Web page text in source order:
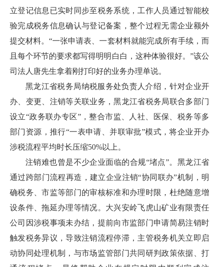
立登记信息已实时同步至税务系统，工作人员通过智能校
验完成税务信息确认与登记备案，整个过程无需企业额外
提交材料。“一张申请表、一套材料就能完成所有手续，而
且每个环节的要求都写得明明白白，这种体验很好。”该公
司法人唐先生拿着刚打印好的业务办理单说。
黑龙江省税务局纳税服务处负责人介绍，针对企业开
办、变更、注销等关联业务，黑龙江省税务局联合多部门
设立“政务联办专区”，整合市监、人社、医保、税务等多
部门资源，推行“一表申请、并联审批”模式，将企业开办
涉税流程平均时长压缩50%以上。
注销难也曾是不少企业面临的合规“堵点”。黑龙江省
通过跨部门流程再造，建立企业注销“协同联办”机制，明
确税务、市监等部门的审核标准和办理时限，杜绝随意增
设条件、拖延办理等情况。大兴安岭飞虎山矿业有限责任
公司因涉税事项未办结，提前向市监部门申请简易注销时
触发税务异议，导致注销流程停滞，主管税务机关立即启
动协同处理机制，与市场监管部门共同研判政策依据、打